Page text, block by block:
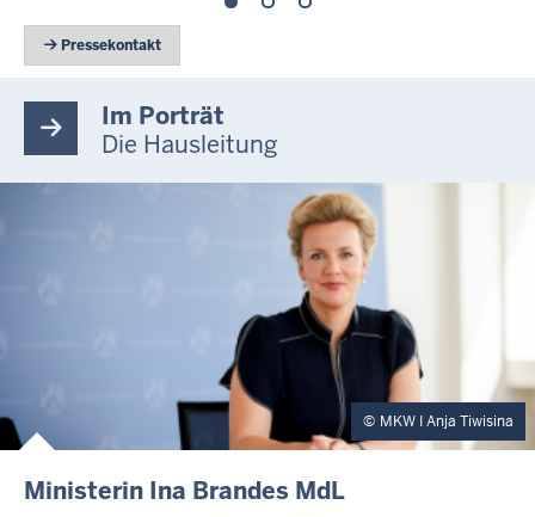
Pressekontakt
Im Porträt
Die Hausleitung
MKW I Anja Tiwisina
Ministerin Ina Brandes MdL